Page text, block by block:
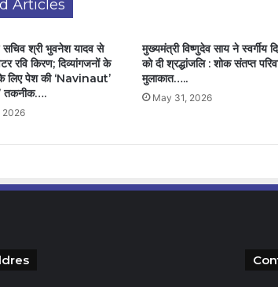
Articles
श्री भुवनेश यादव से
रवि किरण; दिव्यांगजनों के
लिए पेश की ‘Navinaut’
तकनीक….
2026
मुख्यमंत्री विष्णुदेव साय ने स्वर्गीय
को दी श्रद्धांजलि : शोक संतप्त
मुलाकात…..
May 31, 2026